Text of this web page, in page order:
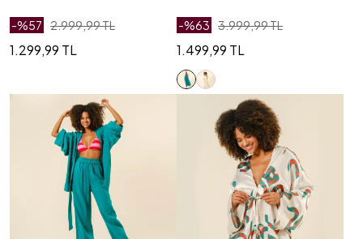
-%57 2.999,99 TL
1.299,99 TL
-%63 3.999,99 TL
1.499,99 TL